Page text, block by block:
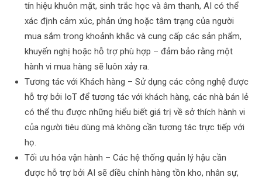
tín hiệu khuôn mặt, sinh trắc học và âm thanh, AI có thể
xác định cảm xúc, phản ứng hoặc tâm trạng của người
mua sắm trong khoảnh khắc và cung cấp các sản phẩm,
khuyến nghị hoặc hỗ trợ phù hợp – đảm bảo rằng một
hành vi mua hàng sẽ luôn xảy ra.
Tương tác với Khách hàng – Sử dụng các công nghệ được
hỗ trợ bởi IoT để tương tác với khách hàng, các nhà bán lẻ
có thể thu được những hiểu biết giá trị về sở thích hành vi
của người tiêu dùng mà không cần tương tác trực tiếp với
họ.
Tối ưu hóa vận hành – Các hệ thống quản lý hậu cần
được hỗ trợ bởi AI sẽ điều chỉnh hàng tồn kho, nhân sự,